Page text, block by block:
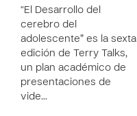
“El Desarrollo del
cerebro del
adolescente” es la sexta
edición de Terry Talks,
un plan académico de
presentaciones de
vide…